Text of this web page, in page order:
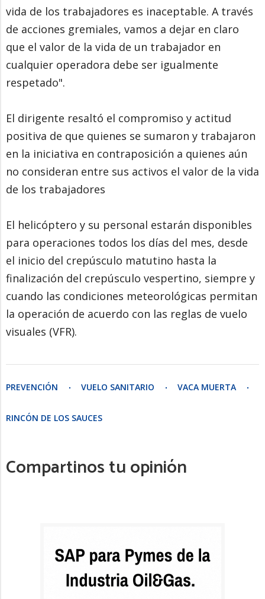
vida de los trabajadores es inaceptable. A través
de acciones gremiales, vamos a dejar en claro
que el valor de la vida de un trabajador en
cualquier operadora debe ser igualmente
respetado".
El dirigente resaltó el compromiso y actitud
positiva de que quienes se sumaron y trabajaron
en la iniciativa en contraposición a quienes aún
no consideran entre sus activos el valor de la vida
de los trabajadores
El helicóptero y su personal estarán disponibles
para operaciones todos los días del mes, desde
el inicio del crepúsculo matutino hasta la
finalización del crepúsculo vespertino, siempre y
cuando las condiciones meteorológicas permitan
la operación de acuerdo con las reglas de vuelo
visuales (VFR).
PREVENCIÓN VUELO SANITARIO VACA MUERTA
RINCÓN DE LOS SAUCES
Compartinos tu opinión